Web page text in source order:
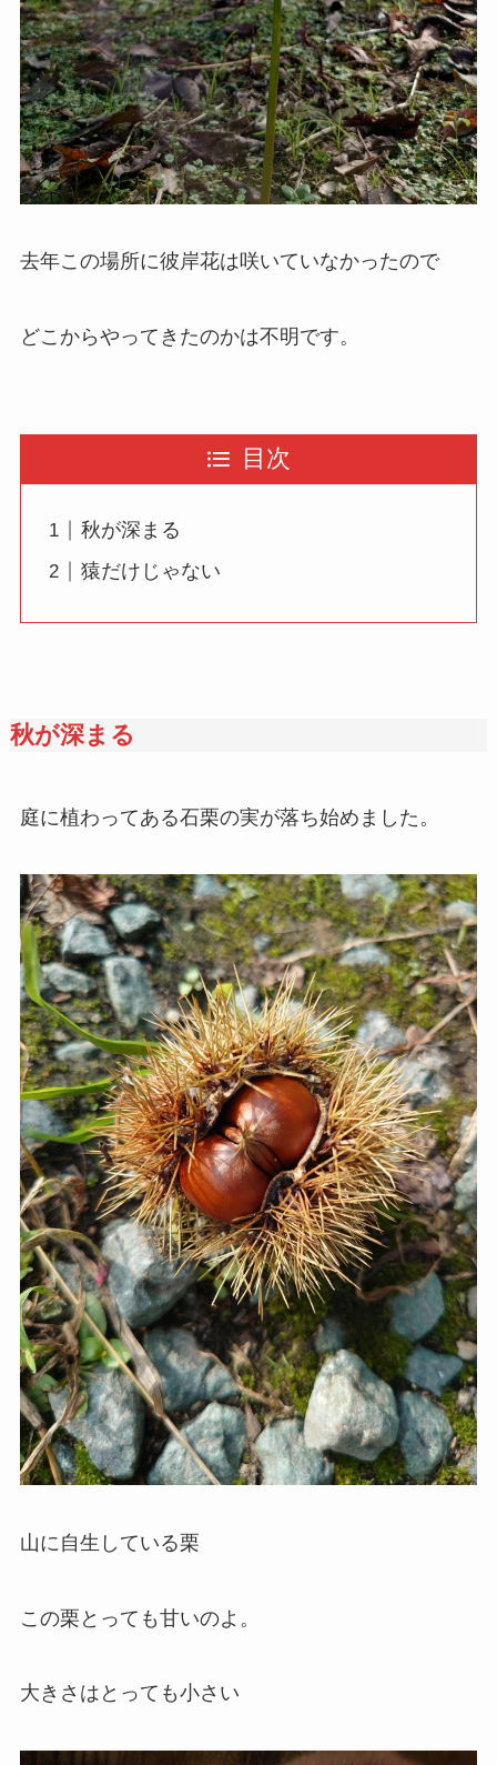
去年この場所に彼岸花は咲いていなかったので
どこからやってきたのかは不明です。
目次
秋が深まる
猿だけじゃない
秋が深まる
庭に植わってある石栗の実が落ち始めました。
山に自生している栗
この栗とっても甘いのよ。
大きさはとっても小さい